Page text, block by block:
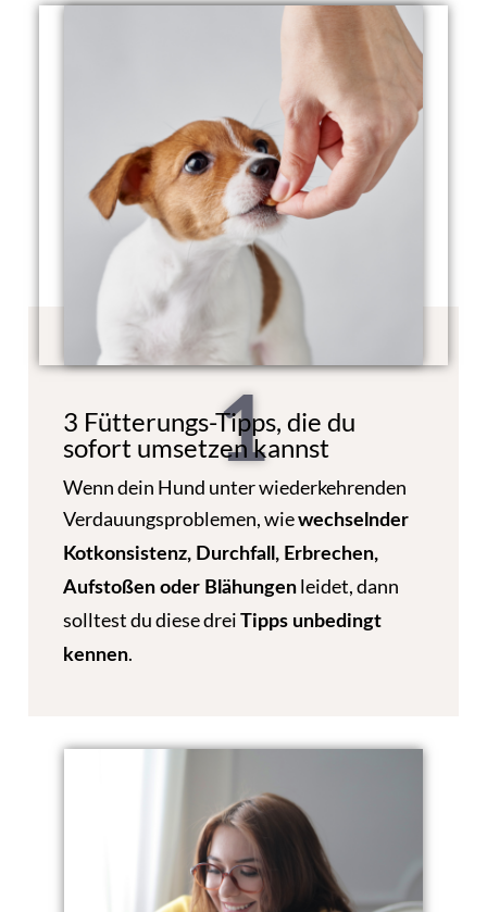
1
3 Fütterungs-Tipps, die du
sofort umsetzen kannst
Wenn dein Hund unter wiederkehrenden
Verdauungsproblemen, wiewechselnder
Kotkonsistenz, Durchfall, Erbrechen,
Aufstoßen oder Blähungenleidet, dann
solltest du diese drei Tipps unbedingt
kennen.